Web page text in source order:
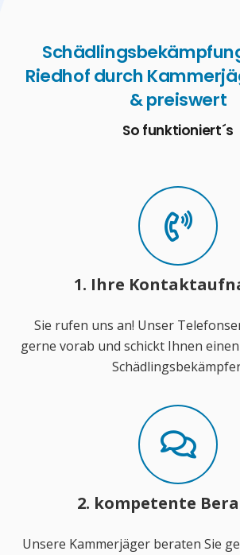
Riedhof durch
& preiswert
So funktioniert´s
1. Ihre
Sie rufen uns an! Unser
gerne vorab und schickt Ihnen
2. kompetente
Unsere Kammerjäger beraten Sie